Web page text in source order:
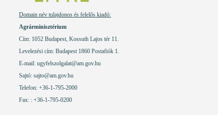
Domain név tulajdonos és felelős kiadó:
Agrárminisztérium
Cím: 1052 Budapest, Kossuth Lajos tér 11.
Levelezési cím: Budapest 1860 Postafiók 1.
E-mail: ugyfelszolgalat@am.gov.hu
Sajtó: sajto@am.gov.hu
Telefon: +36-1-795-2000
Fax: : +36-1-795-0200